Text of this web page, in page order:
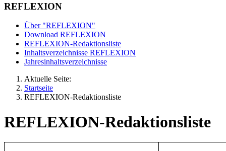
REFLEXION
Über "REFLEXION"
Download REFLEXION
REFLEXION-Redaktionsliste
Inhaltsverzeichnisse REFLEXION
Jahresinhaltsverzeichnisse
Aktuelle Seite:
Startseite
REFLEXION-Redaktionsliste
REFLEXION-Redaktionsliste